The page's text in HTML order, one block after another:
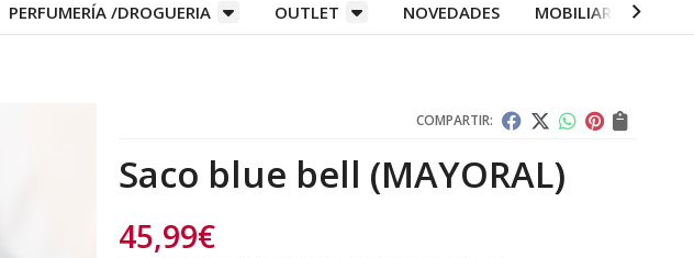
PERFUMERÍA /DROGUERIA OUTLET NOVEDADES MOBILIARIO Y
COMPARTIR:
Saco blue bell (MAYORAL)
45,99€